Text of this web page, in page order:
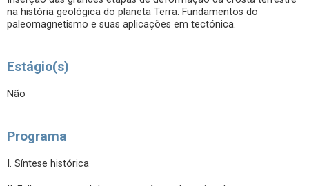
na história geológica do planeta Terra. Fundamentos do
paleomagnetismo e suas aplicações em tectónica.
Estágio(s)
Não
Programa
I. Síntese histórica